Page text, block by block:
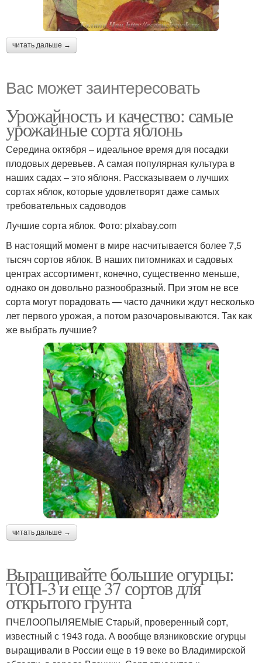
читать дальше →
Вас может заинтересовать
Урожайность и качество: самые
урожайные сорта яблонь
Середина октября – идеальное время для посадки
плодовых деревьев. А самая популярная культура в
наших садах – это яблоня. Рассказываем о лучших
сортах яблок, которые удовлетворят даже самых
требовательных садоводов
Лучшие сорта яблок. Фото: pixabay.com
В настоящий момент в мире насчитывается более 7,5
тысяч сортов яблок. В наших питомниках и садовых
центрах ассортимент, конечно, существенно меньше,
однако он довольно разнообразный. При этом не все
сорта могут порадовать — часто дачники ждут несколько
лет первого урожая, а потом разочаровываются. Так как
же выбрать лучшие?
читать дальше →
Выращивайте большие огурцы:
ТОП-3 и еще 37 сортов для
открытого грунта
ПЧЕЛООПЫЛЯЕМЫЕ Старый, проверенный сорт,
известный с 1943 года. А вообще вязниковские огурцы
выращивали в России еще в 19 веке во Владимирской